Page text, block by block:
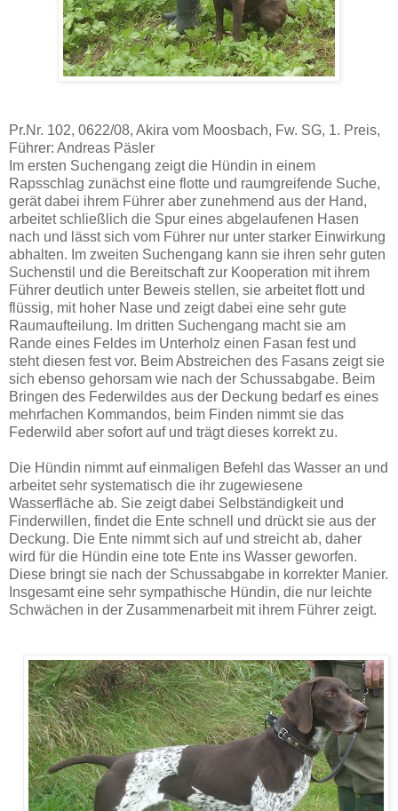
Pr.Nr. 102, 0622/08, Akira vom Moosbach, Fw. SG, 1. Preis,
Führer: Andreas Päsler
Im ersten Suchengang zeigt die Hündin in einem
Rapsschlag zunächst eine flotte und raumgreifende Suche,
gerät dabei ihrem Führer aber zunehmend aus der Hand,
arbeitet schließlich die Spur eines abgelaufenen Hasen
nach und lässt sich vom Führer nur unter starker Einwirkung
abhalten. Im zweiten Suchengang kann sie ihren sehr guten
Suchenstil und die Bereitschaft zur Kooperation mit ihrem
Führer deutlich unter Beweis stellen, sie arbeitet flott und
flüssig, mit hoher Nase und zeigt dabei eine sehr gute
Raumaufteilung. Im dritten Suchengang macht sie am
Rande eines Feldes im Unterholz einen Fasan fest und
steht diesen fest vor. Beim Abstreichen des Fasans zeigt sie
sich ebenso gehorsam wie nach der Schussabgabe. Beim
Bringen des Federwildes aus der Deckung bedarf es eines
mehrfachen Kommandos, beim Finden nimmt sie das
Federwild aber sofort auf und trägt dieses korrekt zu.
Die Hündin nimmt auf einmaligen Befehl das Wasser an und
arbeitet sehr systematisch die ihr zugewiesene
Wasserfläche ab. Sie zeigt dabei Selbständigkeit und
Finderwillen, findet die Ente schnell und drückt sie aus der
Deckung. Die Ente nimmt sich auf und streicht ab, daher
wird für die Hündin eine tote Ente ins Wasser geworfen.
Diese bringt sie nach der Schussabgabe in korrekter Manier.
Insgesamt eine sehr sympathische Hündin, die nur leichte
Schwächen in der Zusammenarbeit mit ihrem Führer zeigt.